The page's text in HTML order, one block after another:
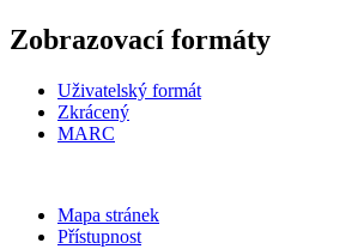
Zobrazovací formáty
Uživatelský formát
Zkrácený
MARC
Mapa stránek
Přístupnost